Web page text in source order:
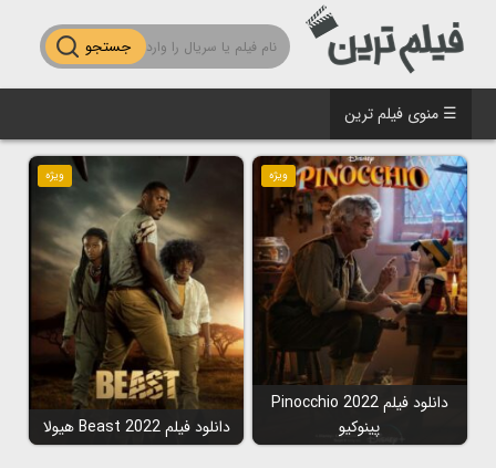
جستجو
☰ منوی فیلم ترین
ویژه
دانلود فیلم Pinocchio 2022
پینوکیو
ویژه
دانلود فیلم Beast 2022 هیولا